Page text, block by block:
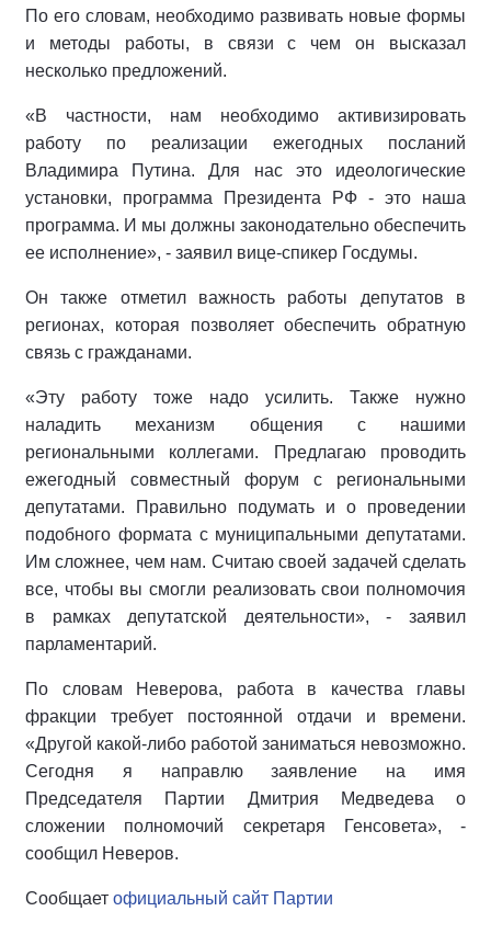
По его словам, необходимо развивать новые формы
и методы работы, в связи с чем он высказал
несколько предложений.
«В частности, нам необходимо активизировать
работу по реализации ежегодных посланий
Владимира Путина. Для нас это идеологические
установки, программа Президента РФ - это наша
программа. И мы должны законодательно обеспечить
ее исполнение», - заявил вице-спикер Госдумы.
Он также отметил важность работы депутатов в
регионах, которая позволяет обеспечить обратную
связь с гражданами.
«Эту работу тоже надо усилить. Также нужно
наладить механизм общения с нашими
региональными коллегами. Предлагаю проводить
ежегодный совместный форум с региональными
депутатами. Правильно подумать и о проведении
подобного формата с муниципальными депутатами.
Им сложнее, чем нам. Считаю своей задачей сделать
все, чтобы вы смогли реализовать свои полномочия
в рамках депутатской деятельности», - заявил
парламентарий.
По словам Неверова, работа в качества главы
фракции требует постоянной отдачи и времени.
«Другой какой-либо работой заниматься невозможно.
Сегодня я направлю заявление на имя
Председателя Партии Дмитрия Медведева о
сложении полномочий секретаря Генсовета», -
сообщил Неверов.
Сообщает официальный сайт Партии